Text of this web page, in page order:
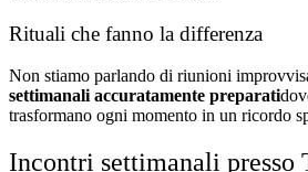
Rituali che fanno la differenza
Non stiamo parlando di riunioni
settimanali accuratamente preparati
trasformano ogni momento in un ricordo
Incontri settimanali presso